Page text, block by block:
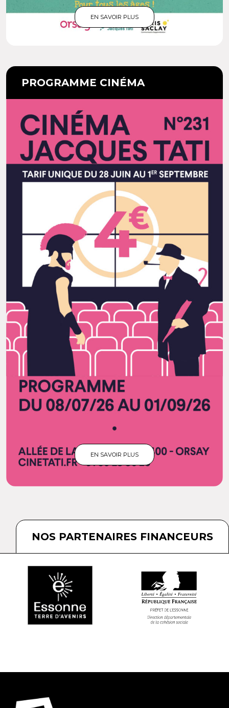
EN SAVOIR PLUS
PROGRAMME CINÉMA
EN SAVOIR PLUS
NOS PARTENAIRES FINANCEURS